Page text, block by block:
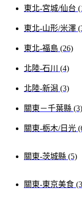
東北-宮城/仙台
東北-山形/米澤
東北-福島 (26)
北陸-石川 (4)
北陸-新潟 (3)
關東－千葉縣 (3)
關東-栃木/日光
關東-茨城縣 (5)
關東-東京美食